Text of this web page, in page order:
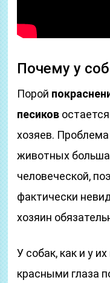
Почему у
Порой
песиков
хозяев.
животных
человеческой,
фактически
хозяин
У собак, как и у
красными глаза